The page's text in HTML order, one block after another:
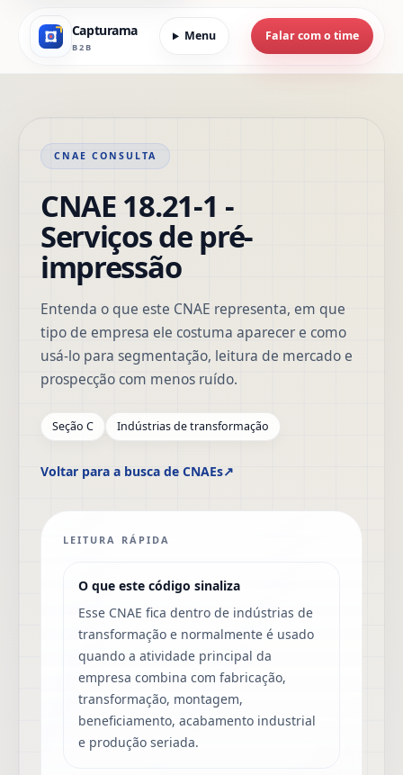
Capturama
B2B
Menu Falar com o time
CNAE CONSULTA
CNAE 18.21-1 -
Serviços de pré-
impressão
Entenda o que este CNAE representa, em que
tipo de empresa ele costuma aparecer e como
usá-lo para segmentação, leitura de mercado e
prospecção com menos ruído.
Seção C Indústrias de transformação
Voltar para a busca de CNAEs↗
LEITURA RÁPIDA
O que este código sinaliza
Esse CNAE fica dentro de indústrias de
transformação e normalmente é usado
quando a atividade principal da
empresa combina com fabricação,
transformação, montagem,
beneficiamento, acabamento industrial
e produção seriada.